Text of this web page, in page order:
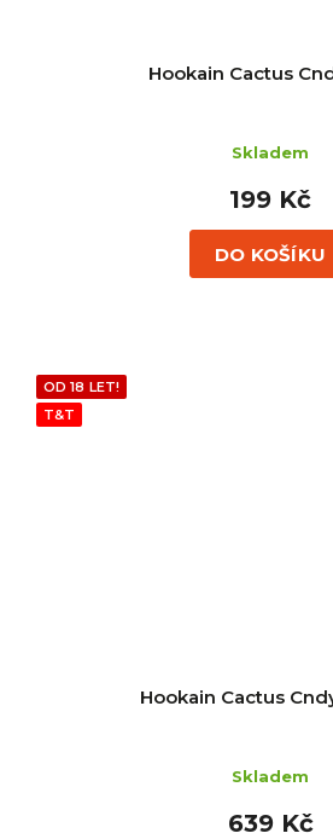
Hookain Cactus
Skladem
199 Kč
DO KOŠÍKU
OD 18 LET!
T&T
Hookain Cactus
Skladem
639 Kč